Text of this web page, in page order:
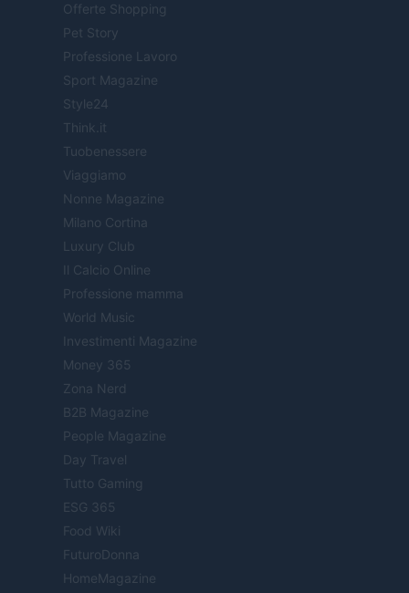
Offerte Shopping
Pet Story
Professione Lavoro
Sport Magazine
Style24
Think.it
Tuobenessere
Viaggiamo
Nonne Magazine
Milano Cortina
Luxury Club
Il Calcio Online
Professione mamma
World Music
Investimenti Magazine
Money 365
Zona Nerd
B2B Magazine
People Magazine
Day Travel
Tutto Gaming
ESG 365
Food Wiki
FuturoDonna
HomeMagazine